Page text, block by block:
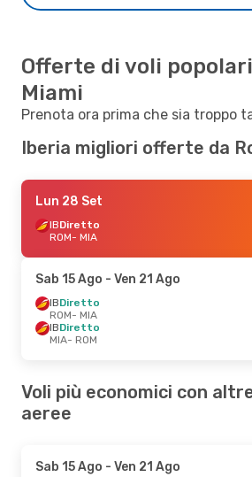
Offerte di voli
Miami
Prenota ora prima che sia troppo
Iberia migliori offerte da
Lun 28 Set
IBDiretto
ROM- MIA
Sab 15 Ago - Ven 21 Ago
IBDiretto
ROM- MIA
IBDiretto
MIA- ROM
Voli più economici con
aeree
Sab 15 Ago - Ven 21 Ago